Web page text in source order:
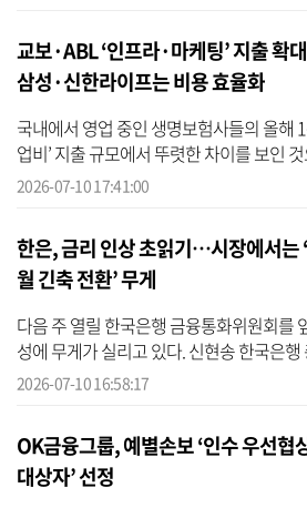
교보·ABL ‘인프라·마케팅’ 지출 확
삼성·신한라이프는 비용 효율화
국내에서 영업 중인 생명보험사들의 올해
업비’ 지출 규모에서 뚜렷한 차이를 보인
동력 확보를 위해 인프라와 마케팅 투자를
2026-07-10 17:41:00
한은, 금리 인상 초읽기…시장에서는
월 긴축 전환’ 무게
다음 주 열릴 한국은행 금융통화위원회를
성에 무게가 실리고 있다. 신현송 한국은
인상 필요성을 언급한 데 이어, 증권가와 각
2026-07-10 16:58:17
OK금융그룹, 예별손보 ‘인수 우선협
대상자’ 선정